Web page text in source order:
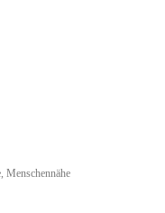
, Menschennähe